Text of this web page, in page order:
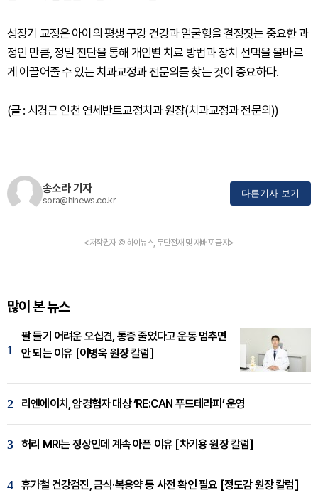
성장기 교정은 아이의 평생 구강 건강과 얼굴형을 결정짓는 중요한 과
정인 만큼, 정밀 진단을 통해 개인별 치료 방법과 장치 선택을 올바르
게 이끌어줄 수 있는 치과교정과 전문의를 찾는 것이 중요하다.
(글 : 시경근 인천 연세반트교정치과 원장(치과교정과 전문의))
송소라 기자
sora@hinews.co.kr
다른기사 보기
<저작권자 © 하이뉴스, 무단전재 및 재배포 금지>
많이 본 뉴스
1
팔 들기 어려운 오십견, 통증 줄었다고 운동 멈추면
안 되는 이유 [이병욱 원장 칼럼]
2 리엔에이치, 암경험자 대상 ‘RE:CAN 푸드테라피’ 운영
3 허리 MRI는 정상인데 계속 아픈 이유 [차기용 원장 칼럼]
4 휴가철 건강검진, 금식·복용약 등 사전 확인 필요 [정도감 원장 칼럼]